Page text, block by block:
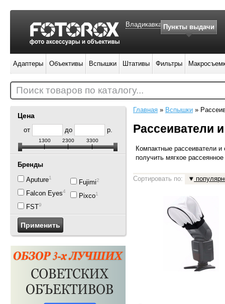
Цена
от до р.
1300 2300 3300
Бренды
Aputure1
Falcon Eyes4
FST9
Fujimi2
Pixco1
Главная » Вспышки »
Рассеиватели
Компактные рассеиватели
получить мягкое
Сортировать по:
ВладикавказПункты выдачи
Адаптеры Объективы Вспышки Штативы Фильтры
Поиск товаров по каталогу...